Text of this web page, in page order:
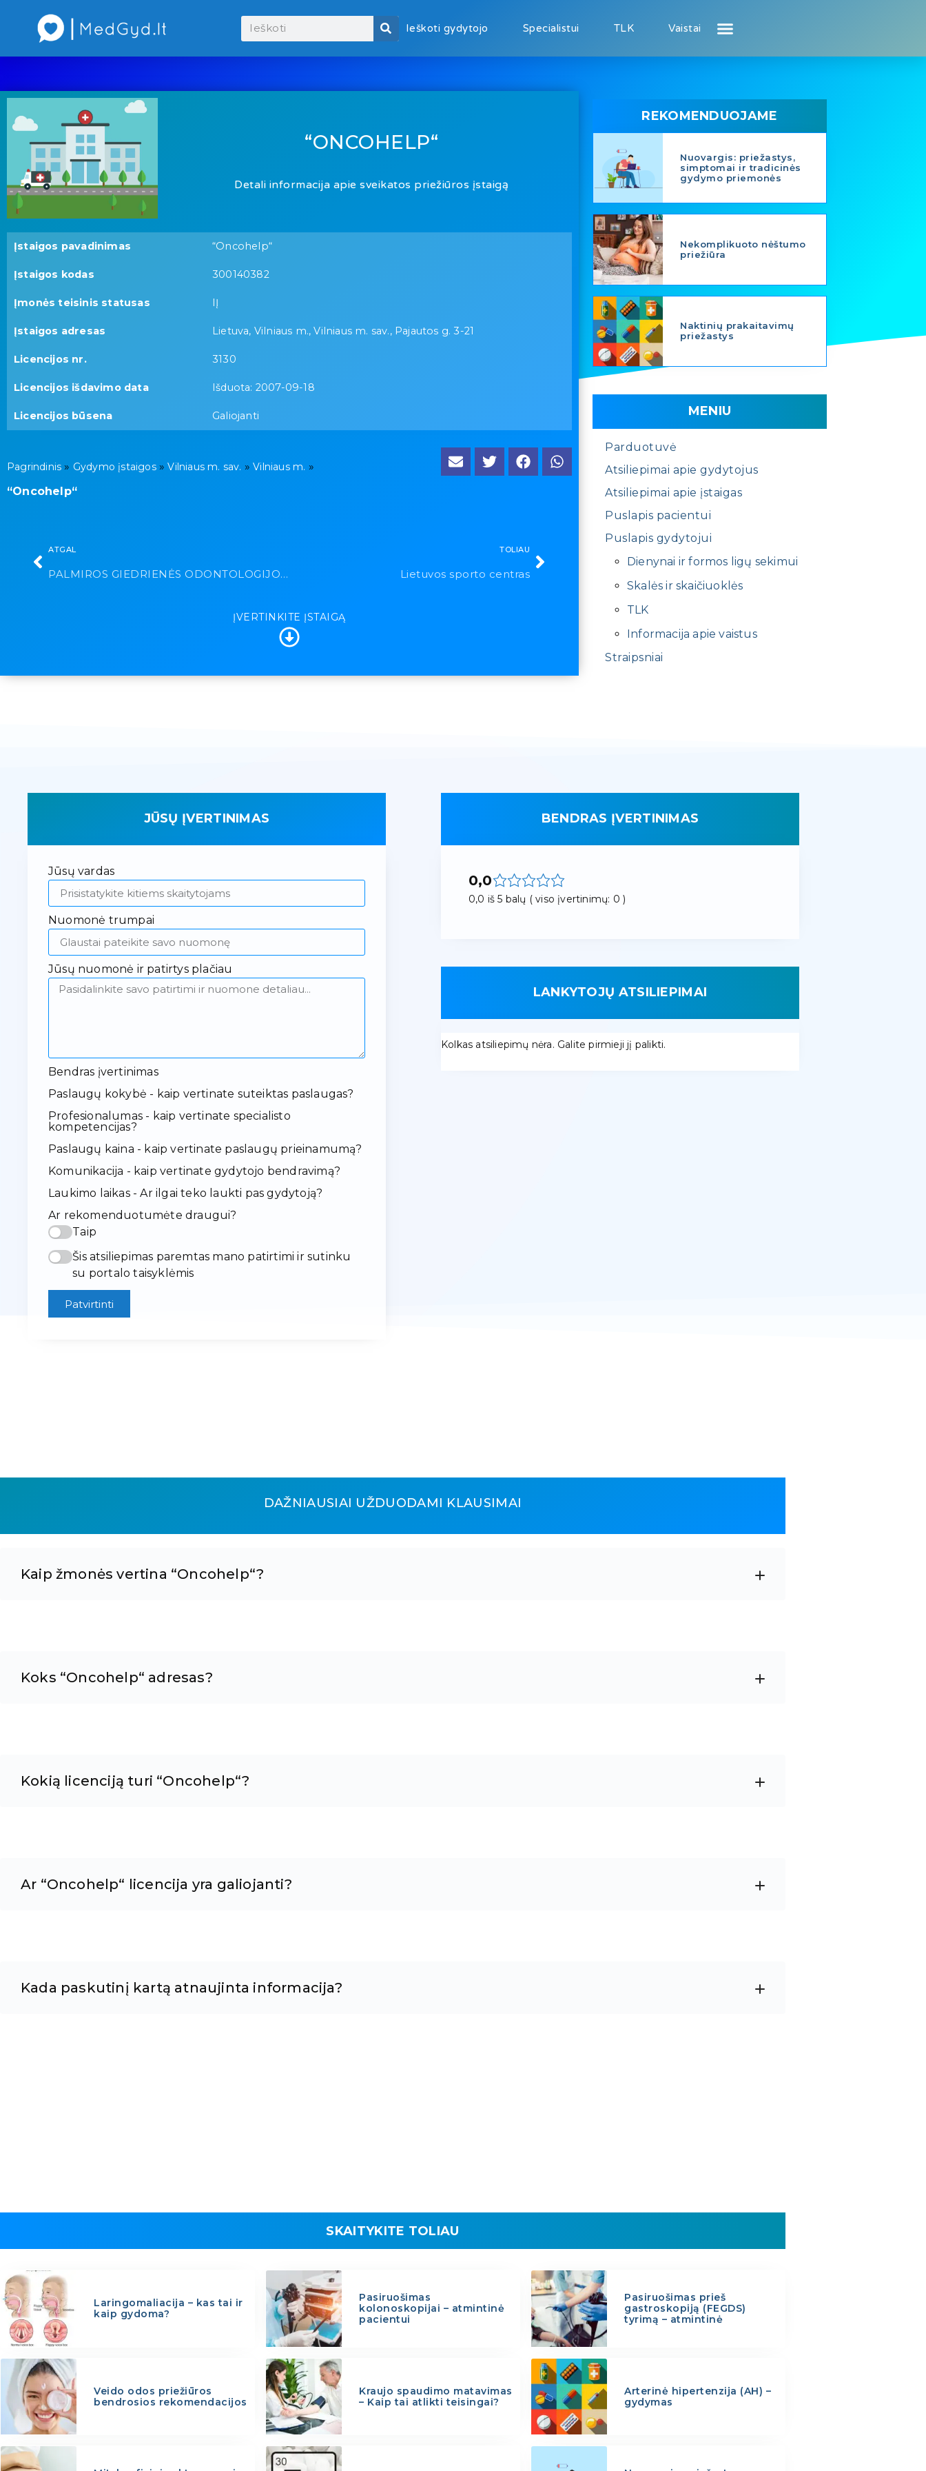
Ieškoti gydytojo Specialistui TLK Vaistai
“ONCOHELP“
Detali informacija apie sveikatos priežiūros įstaigą
Įstaigos pavadinimas “Oncohelp“
Įstaigos kodas 300140382
Įmonės teisinis statusas IĮ
Įstaigos adresas Lietuva, Vilniaus m., Vilniaus m. sav., Pajautos g. 3-21
Licencijos nr. 3130
Licencijos išdavimo data Išduota: 2007-09-18
Licencijos būsena Galiojanti
Pagrindinis » Gydymo įstaigos»Vilniaus m. sav. »Vilniaus m. »
“Oncohelp“
ATGAL
PALMIROS GIEDRIENĖS ODONTOLOGIJOS KABINETAS
TOLIAU
Lietuvos sporto centras
ĮVERTINKITE ĮSTAIGĄ
REKOMENDUOJAME
Nuovargis: priežastys,
simptomai ir tradicinės
gydymo priemonės
Nekomplikuoto nėštumo
priežiūra
Naktinių prakaitavimų
priežastys
MENIU
Parduotuvė
Atsiliepimai apie gydytojus
Atsiliepimai apie įstaigas
Puslapis pacientui
Puslapis gydytojui
Dienynai ir formos ligų sekimui
Skalės ir skaičiuoklės
TLK
Informacija apie vaistus
Straipsniai
JŪSŲ ĮVERTINIMAS
Jūsų vardas
Nuomonė trumpai
Jūsų nuomonė ir patirtys plačiau
Bendras įvertinimas
Paslaugų kokybė - kaip vertinate suteiktas paslaugas?
Profesionalumas - kaip vertinate specialisto
kompetencijas?
Paslaugų kaina - kaip vertinate paslaugų prieinamumą?
Komunikacija - kaip vertinate gydytojo bendravimą?
Laukimo laikas - Ar ilgai teko laukti pas gydytoją?
Ar rekomenduotumėte draugui?
Taip
Šis atsiliepimas paremtas mano patirtimi ir sutinku
su portalo taisyklėmis
Patvirtinti
BENDRAS ĮVERTINIMAS
0,0
0,0 iš 5 balų ( viso įvertinimų: 0 )
LANKYTOJŲ ATSILIEPIMAI
Kolkas atsiliepimų nėra. Galite pirmieji jį palikti.
DAŽNIAUSIAI UŽDUODAMI KLAUSIMAI
Kaip žmonės vertina “Oncohelp“?
Koks “Oncohelp“ adresas?
Kokią licenciją turi “Oncohelp“?
Ar “Oncohelp“ licencija yra galiojanti?
Kada paskutinį kartą atnaujinta informacija?
SKAITYKITE TOLIAU
Laringomaliacija – kas tai ir
kaip gydoma?
Pasiruošimas
kolonoskopijai – atmintinė
pacientui
Pasiruošimas prieš
gastroskopiją (FEGDS)
tyrimą – atmintinė
Veido odos priežiūros
bendrosios rekomendacijos
Kraujo spaudimo matavimas
– Kaip tai atlikti teisingai?
Arterinė hipertenzija (AH) –
gydymas